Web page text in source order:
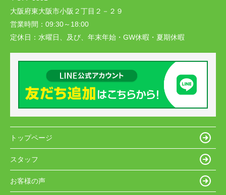
大阪府東大阪市小阪２丁目２－２９
営業時間： 09:30～18:00
定休日： 水曜日、及び、年末年始・GW休暇・夏期休暇
トップページ
スタッフ
お客様の声